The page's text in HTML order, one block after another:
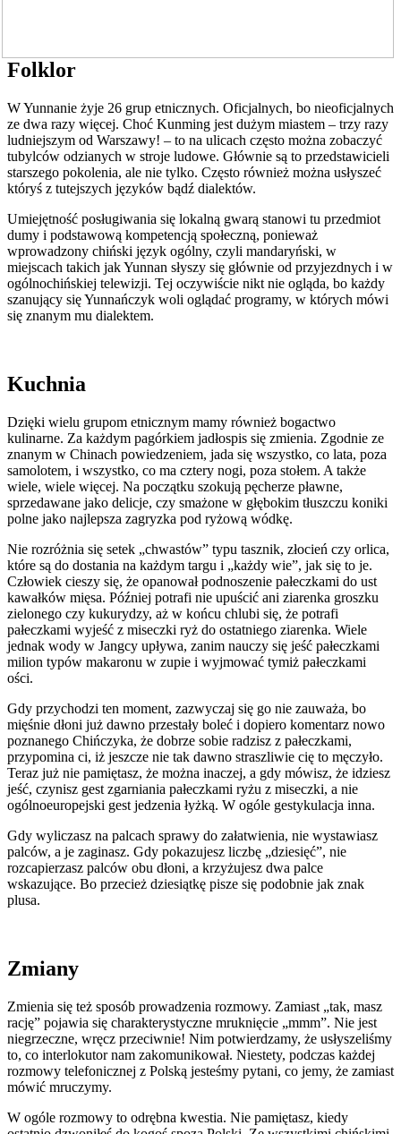
Folklor
W Yunnanie żyje 26 grup etnicznych. Oficjalnych, bo nieoficjalnych
ze dwa razy więcej. Choć Kunming jest dużym miastem – trzy razy
ludniejszym od Warszawy! – to na ulicach często można zobaczyć
tubylców odzianych w stroje ludowe. Głównie są to przedstawicieli
starszego pokolenia, ale nie tylko. Często również można usłyszeć
któryś z tutejszych języków bądź dialektów.
Umiejętność posługiwania się lokalną gwarą stanowi tu przedmiot
dumy i podstawową kompetencją społeczną, ponieważ
wprowadzony chiński język ogólny, czyli mandaryński, w
miejscach takich jak Yunnan słyszy się głównie od przyjezdnych i w
ogólnochińskiej telewizji. Tej oczywiście nikt nie ogląda, bo każdy
szanujący się Yunnańczyk woli oglądać programy, w których mówi
się znanym mu dialektem.
Kuchnia
Dzięki wielu grupom etnicznym mamy również bogactwo
kulinarne. Za każdym pagórkiem jadłospis się zmienia. Zgodnie ze
znanym w Chinach powiedzeniem, jada się wszystko, co lata, poza
samolotem, i wszystko, co ma cztery nogi, poza stołem. A także
wiele, wiele więcej. Na początku szokują pęcherze pławne,
sprzedawane jako delicje, czy smażone w głębokim tłuszczu koniki
polne jako najlepsza zagryzka pod ryżową wódkę.
Nie rozróżnia się setek „chwastów” typu tasznik, złocień czy orlica,
które są do dostania na każdym targu i „każdy wie”, jak się to je.
Człowiek cieszy się, że opanował podnoszenie pałeczkami do ust
kawałków mięsa. Później potrafi nie upuścić ani ziarenka groszku
zielonego czy kukurydzy, aż w końcu chlubi się, że potrafi
pałeczkami wyjeść z miseczki ryż do ostatniego ziarenka. Wiele
jednak wody w Jangcy upływa, zanim nauczy się jeść pałeczkami
milion typów makaronu w zupie i wyjmować tymiż pałeczkami
ości.
Gdy przychodzi ten moment, zazwyczaj się go nie zauważa, bo
mięśnie dłoni już dawno przestały boleć i dopiero komentarz nowo
poznanego Chińczyka, że dobrze sobie radzisz z pałeczkami,
przypomina ci, iż jeszcze nie tak dawno straszliwie cię to męczyło.
Teraz już nie pamiętasz, że można inaczej, a gdy mówisz, że idziesz
jeść, czynisz gest zgarniania pałeczkami ryżu z miseczki, a nie
ogólnoeuropejski gest jedzenia łyżką. W ogóle gestykulacja inna.
Gdy wyliczasz na palcach sprawy do załatwienia, nie wystawiasz
palców, a je zaginasz. Gdy pokazujesz liczbę „dziesięć”, nie
rozcapierzasz palców obu dłoni, a krzyżujesz dwa palce
wskazujące. Bo przecież dziesiątkę pisze się podobnie jak znak
plusa.
Zmiany
Zmienia się też sposób prowadzenia rozmowy. Zamiast „tak, masz
rację” pojawia się charakterystyczne mruknięcie „mmm”. Nie jest
niegrzeczne, wręcz przeciwnie! Nim potwierdzamy, że usłyszeliśmy
to, co interlokutor nam zakomunikował. Niestety, podczas każdej
rozmowy telefonicznej z Polską jesteśmy pytani, co jemy, że zamiast
mówić mruczymy.
W ogóle rozmowy to odrębna kwestia. Nie pamiętasz, kiedy